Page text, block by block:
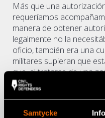
Samtycke
Más que una
requeríamos
manera de obtener
legalmente no la
oficio, también era una
militares supieran que
que, al tratarse de una
estar protegidos por
periodístico.
Llegaron varias